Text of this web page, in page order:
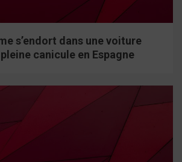
s’endort dans une voiture
canicule en Espagne